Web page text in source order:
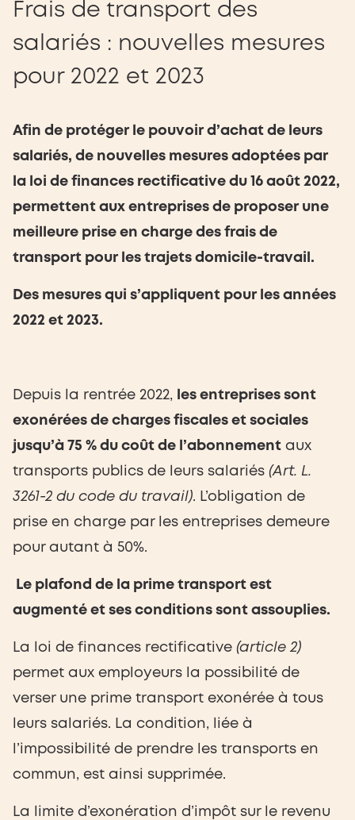
Frais de transport des
salariés : nouvelles mesures
pour 2022 et 2023
Afin de protéger le pouvoir d’achat de leurs
salariés, de nouvelles mesures adoptées par
la loi de finances rectificative du 16 août 2022,
permettent aux entreprises de proposer une
meilleure prise en charge des frais de
transport pour les trajets domicile-travail.
Des mesures qui s’appliquent pour les années
2022 et 2023.
Depuis la rentrée 2022,
les entreprises sont
exonérées de charges fiscales et sociales
jusqu’à 75 % du coût de l’abonnement aux
transports publics de leurs salariés (Art. L.
3261-2 du code du travail). L’obligation de
prise en charge par les entreprises demeure
pour autant à 50%.
Le plafond de la prime transport est
augmenté et ses conditions sont assouplies.
La loi de finances rectificative (article 2)
permet aux employeurs la possibilité de
verser une prime transport exonérée à tous
leurs salariés. La condition, liée à
l’impossibilité de prendre les transports en
commun, est ainsi supprimée.
La limite d’exonération d’impôt sur le revenu